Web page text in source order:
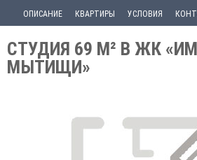
ОПИСАНИЕ КВАРТИРЫ УСЛОВИЯ
СТУДИЯ 69 М² В ЖК
МЫТИЩИ»